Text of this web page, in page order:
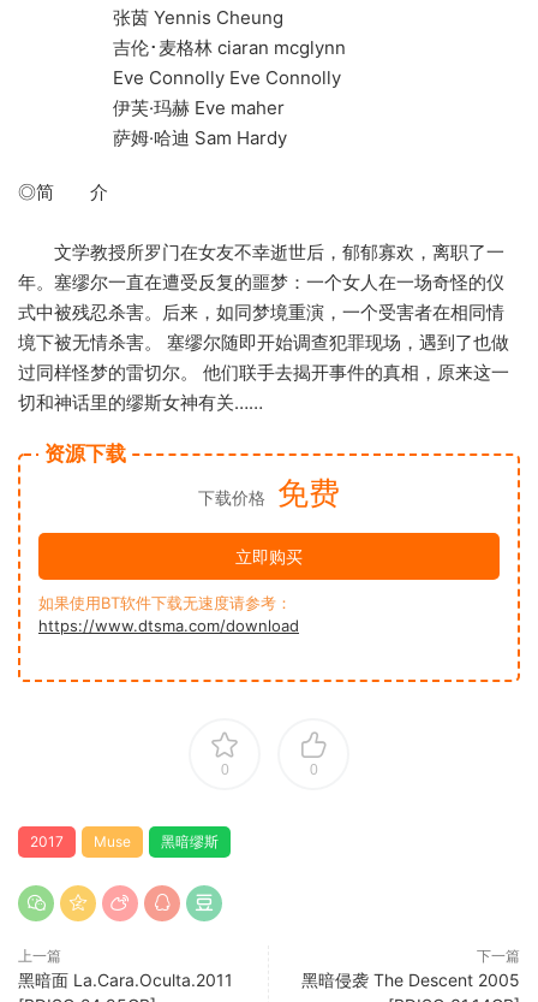
张茵 Yennis Cheung
吉伦･麦格林 ciaran mcglynn
Eve Connolly Eve Connolly
伊芙·玛赫 Eve maher
萨姆·哈迪 Sam Hardy
◎简 介
文学教授所罗门在女友不幸逝世后，郁郁寡欢，离职了一
年。塞缪尔一直在遭受反复的噩梦：一个女人在一场奇怪的仪
式中被残忍杀害。后来，如同梦境重演，一个受害者在相同情
境下被无情杀害。 塞缪尔随即开始调查犯罪现场，遇到了也做
过同样怪梦的雷切尔。 他们联手去揭开事件的真相，原来这一
切和神话里的缪斯女神有关……
资源下载
下载价格 免费
立即购买
如果使用BT软件下载无速度请参考：
https://www.dtsma.com/download
0 0
2017 Muse 黑暗缪斯
上一篇
黑暗面 La.Cara.Oculta.2011
下一篇
黑暗侵袭 The Descent 2005